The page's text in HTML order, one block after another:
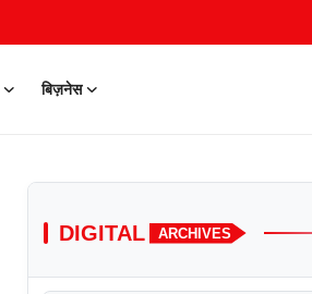
बिज़नेस
DIGITAL ARCHIVES